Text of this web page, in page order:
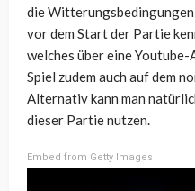
die
vor dem Start der Partie
welches über eine Youtube-
Spiel zudem auch auf dem
Alternativ kann man
dieser Partie nutzen.
Embed from Getty Images